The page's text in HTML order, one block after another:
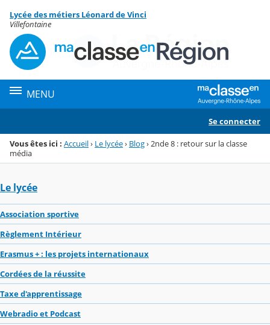
Menu de la rubrique
Contenu
Lycée des métiers Léonard de Vinci
Villefontaine
MENU
Se connecter
Vous êtes ici : Accueil› Le lycée› Blog› 2nde 8 : retour sur la classe
média
Le lycée
Association sportive
Règlement Intérieur
Erasmus + : les projets internationaux
Cordées de la réussite
Taxe d'apprentissage
Webradio et Podcast